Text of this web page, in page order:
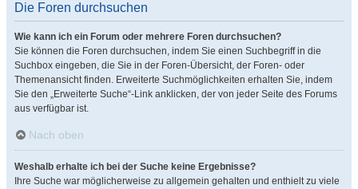
Die Foren durchsuchen
Wie kann ich ein Forum oder mehrere Foren durchsuchen?
Sie können die Foren durchsuchen, indem Sie einen Suchbegriff in die
Suchbox eingeben, die Sie in der Foren-Übersicht, der Foren- oder
Themenansicht finden. Erweiterte Suchmöglichkeiten erhalten Sie, indem
Sie den „Erweiterte Suche“-Link anklicken, der von jeder Seite des Forums
aus verfügbar ist.
Nach oben
Weshalb erhalte ich bei der Suche keine Ergebnisse?
Ihre Suche war möglicherweise zu allgemein gehalten und enthielt zu viele